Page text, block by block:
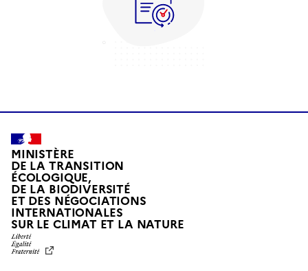
MINISTÈRE
DE LA TRANSITION
ÉCOLOGIQUE,
DE LA BIODIVERSITÉ
ET DES NÉGOCIATIONS
INTERNATIONALES
SUR LE CLIMAT ET LA NATUREL